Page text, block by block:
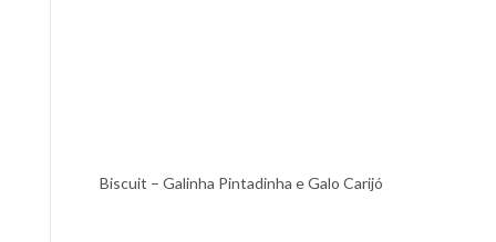
Biscuit – Galinha Pintadinha e Galo Carijó